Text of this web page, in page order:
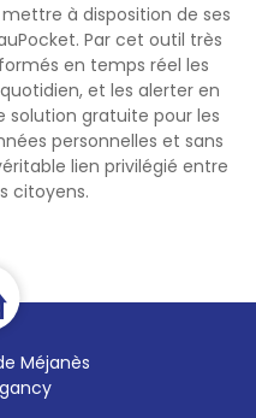
à disposition de ses
Par cet outil très
en temps réel les
et les alerter en
solution gratuite pour les
personnelles et sans
lien privilégié entre
citoyens.
Méjanès